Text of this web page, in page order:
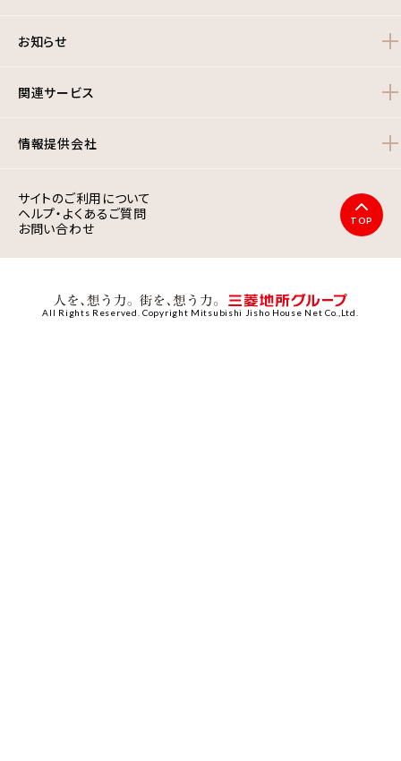
お知らせ
関連サービス
情報提供会社
サイトのご利用について
ヘルプ・よくあるご質問
お問い合わせ
TOP
All Rights Reserved. Copyright Mitsubishi Jisho House Net Co.,Ltd.